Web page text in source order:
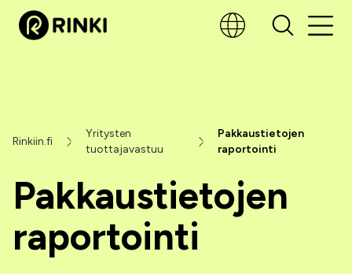
Pakkaustietojen
raportointi
Rinkiin.fi
Yritysten
tuottajavastuu
Pakkaustietojen
raportointi